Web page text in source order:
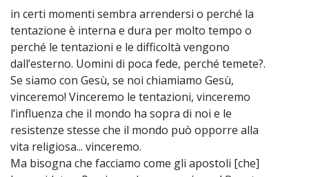
in certi momenti sembra arrendersi o perché la
tentazione è interna e dura per molto tempo o
perché le tentazioni e le difficoltà vengono
dall’esterno. Uomini di poca fede, perché temete?.
Se siamo con Gesù, se noi chiamiamo Gesù,
vinceremo! Vinceremo le tentazioni, vinceremo
l’influenza che il mondo ha sopra di noi e le
resistenze stesse che il mondo può opporre alla
vita religiosa... vinceremo.
Ma bisogna che facciamo come gli apostoli [che]